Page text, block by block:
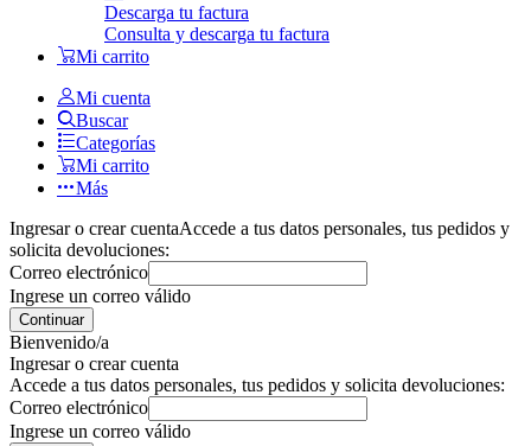
Descarga tu factura
Consulta y descarga tu factura
Mi carrito
Mi cuenta
Buscar
Categorías
Mi carrito
Más
Ingresar o crear cuentaAccede a tus datos personales, tus pedidos y
solicita devoluciones:
Correo electrónico
Ingrese un correo válido
Continuar
Bienvenido/a
Ingresar o crear cuenta
Accede a tus datos personales, tus pedidos y solicita devoluciones:
Correo electrónico
Ingrese un correo válido